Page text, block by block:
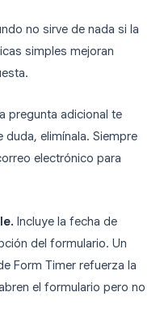
no sirve de nada si la
simples mejoran
pregunta adicional te
elimínala. Siempre
electrónico para
Incluye la fecha de
del formulario. Un
Form Timer refuerza la
el formulario pero no